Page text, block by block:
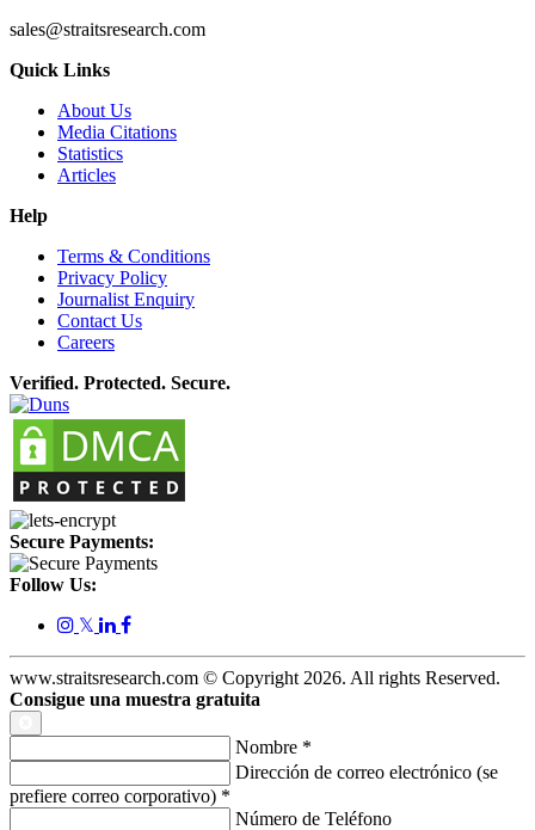
sales@straitsresearch.com
Quick Links
About Us
Media Citations
Statistics
Articles
Help
Terms & Conditions
Privacy Policy
Journalist Enquiry
Contact Us
Careers
Verified. Protected. Secure.
Secure Payments:
Follow Us:
𝕏
www.straitsresearch.com © Copyright 2026. All rights Reserved.
Consigue una muestra gratuita
Nombre *
Dirección de correo electrónico (se
prefiere correo corporativo) *
Número de Teléfono